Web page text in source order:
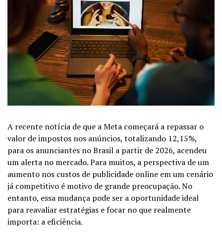
A recente notícia de que a Meta começará a repassar o
valor de impostos nos anúncios, totalizando 12,15%,
para os anunciantes no Brasil a partir de 2026, acendeu
um alerta no mercado. Para muitos, a perspectiva de um
aumento nos custos de publicidade online em um cenário
já competitivo é motivo de grande preocupação. No
entanto, essa mudança pode ser a oportunidade ideal
para reavaliar estratégias e focar no que realmente
importa: a eficiência.